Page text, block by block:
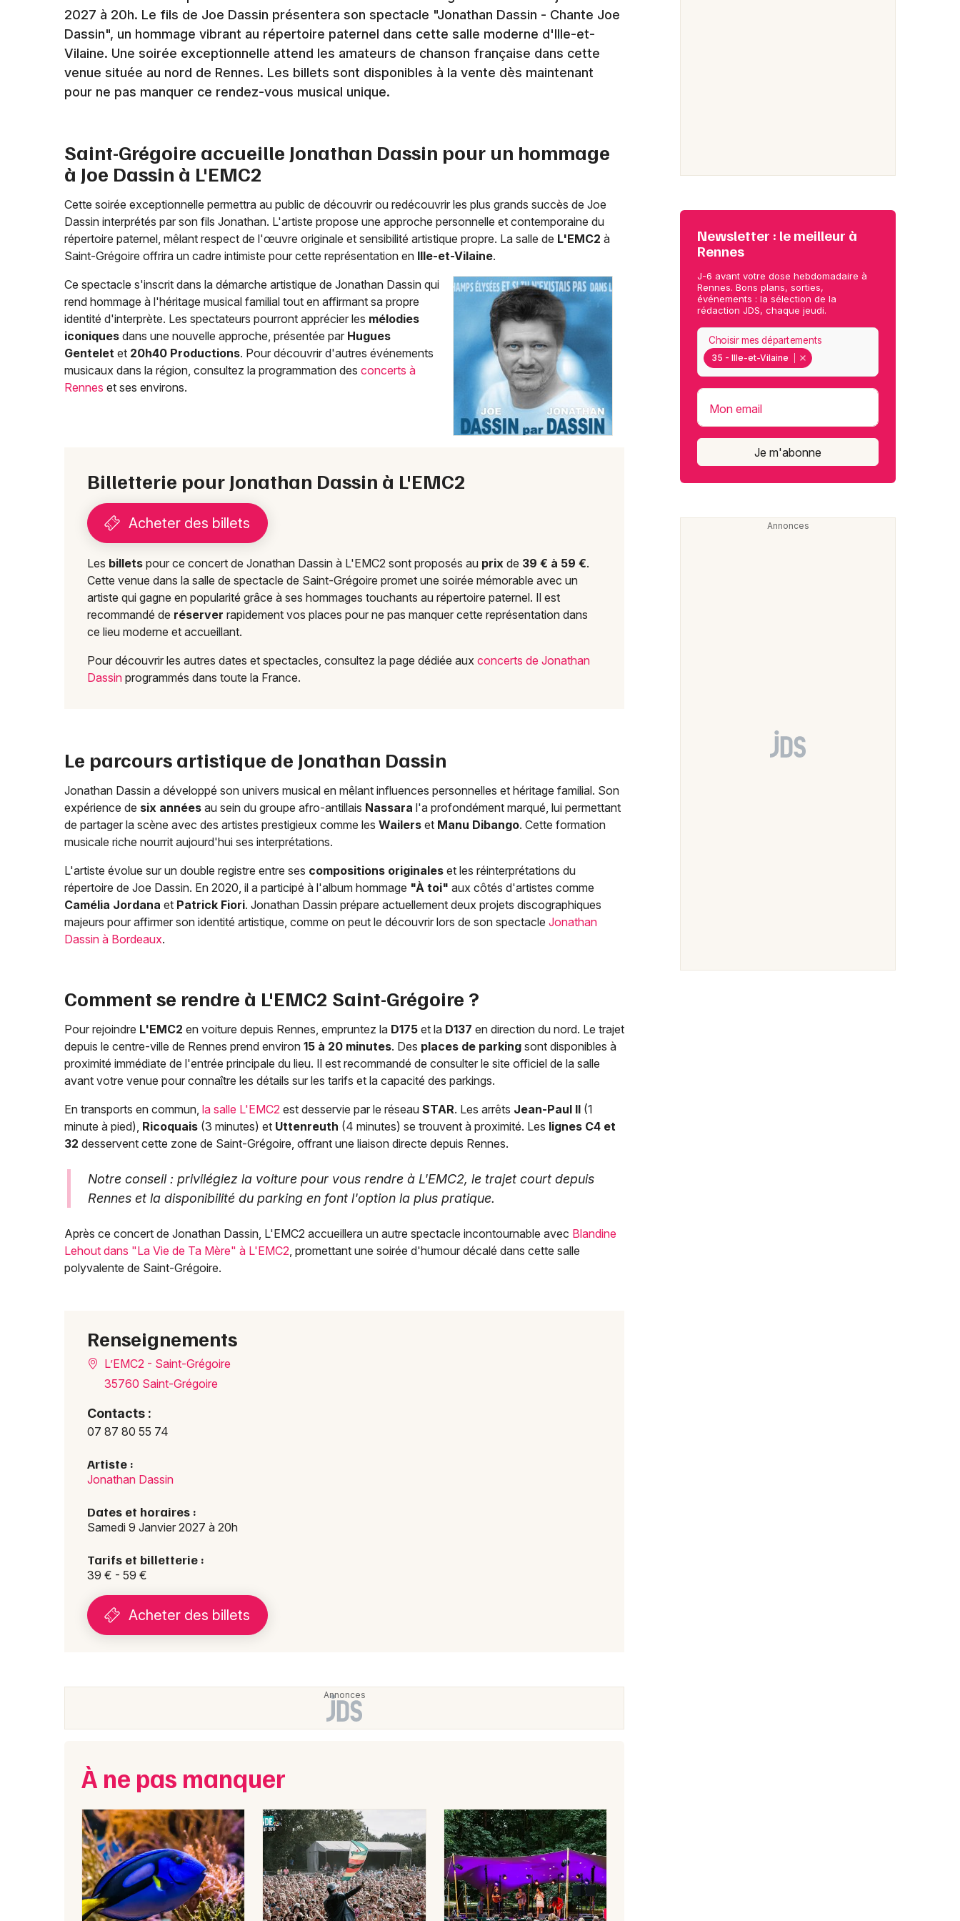
Newsletter des sorties
Artistes en tournée
Magazine à Rennes
Choisir mes départements
Je m'abonne
2027 à 20h. Le fils de Joe Dassin présentera son spectacle "Jonathan Dassin - Chante Joe
Dassin", un hommage vibrant au répertoire paternel dans cette salle moderne d'Ille-et-
Vilaine. Une soirée exceptionnelle attend les amateurs de chanson française dans cette
venue située au nord de Rennes. Les billets sont disponibles à la vente dès maintenant
pour ne pas manquer ce rendez-vous musical unique.
Saint-Grégoire accueille Jonathan Dassin pour un hommage
à Joe Dassin à L'EMC2
Cette soirée exceptionnelle permettra au public de découvrir ou redécouvrir les plus grands succès de Joe
Dassin interprétés par son fils Jonathan. L'artiste propose une approche personnelle et contemporaine du
répertoire paternel, mêlant respect de l'œuvre originale et sensibilité artistique propre. La salle de L'EMC2 à
Saint-Grégoire offrira un cadre intimiste pour cette représentation en Ille-et-Vilaine.
Ce spectacle s'inscrit dans la démarche artistique de Jonathan Dassin qui
rend hommage à l'héritage musical familial tout en affirmant sa propre
identité d'interprète. Les spectateurs pourront apprécier les mélodies
iconiques dans une nouvelle approche, présentée par Hugues
Gentelet et 20h40 Productions. Pour découvrir d'autres événements
musicaux dans la région, consultez la programmation des concerts à
Rennes et ses environs.
Billetterie pour Jonathan Dassin à L'EMC2
Acheter des billets
Les billets pour ce concert de Jonathan Dassin à L'EMC2 sont proposés au prix de 39 € à 59 €.
Cette venue dans la salle de spectacle de Saint-Grégoire promet une soirée mémorable avec un
artiste qui gagne en popularité grâce à ses hommages touchants au répertoire paternel. Il est
recommandé de réserver rapidement vos places pour ne pas manquer cette représentation dans
ce lieu moderne et accueillant.
Pour découvrir les autres dates et spectacles, consultez la page dédiée aux concerts de Jonathan
Dassin programmés dans toute la France.
Le parcours artistique de Jonathan Dassin
Jonathan Dassin a développé son univers musical en mêlant influences personnelles et héritage familial. Son
expérience de six années au sein du groupe afro-antillais Nassara l'a profondément marqué, lui permettant
de partager la scène avec des artistes prestigieux comme les Wailers et Manu Dibango. Cette formation
musicale riche nourrit aujourd'hui ses interprétations.
L'artiste évolue sur un double registre entre ses compositions originales et les réinterprétations du
répertoire de Joe Dassin. En 2020, il a participé à l'album hommage "À toi" aux côtés d'artistes comme
Camélia Jordana et Patrick Fiori. Jonathan Dassin prépare actuellement deux projets discographiques
majeurs pour affirmer son identité artistique, comme on peut le découvrir lors de son spectacle Jonathan
Dassin à Bordeaux.
Comment se rendre à L'EMC2 Saint-Grégoire ?
Pour rejoindre L'EMC2 en voiture depuis Rennes, empruntez la D175 et la D137 en direction du nord. Le trajet
depuis le centre-ville de Rennes prend environ 15 à 20 minutes. Des places de parking sont disponibles à
proximité immédiate de l'entrée principale du lieu. Il est recommandé de consulter le site officiel de la salle
avant votre venue pour connaître les détails sur les tarifs et la capacité des parkings.
En transports en commun, la salle L'EMC2 est desservie par le réseau STAR. Les arrêts Jean-Paul II (1
minute à pied), Ricoquais (3 minutes) et Uttenreuth (4 minutes) se trouvent à proximité. Les lignes C4 et
32 desservent cette zone de Saint-Grégoire, offrant une liaison directe depuis Rennes.
Notre conseil : privilégiez la voiture pour vous rendre à L'EMC2, le trajet court depuis
Rennes et la disponibilité du parking en font l'option la plus pratique.
Après ce concert de Jonathan Dassin, L'EMC2 accueillera un autre spectacle incontournable avec Blandine
Lehout dans "La Vie de Ta Mère" à L'EMC2, promettant une soirée d'humour décalé dans cette salle
polyvalente de Saint-Grégoire.
Renseignements
L’EMC2 - Saint-Grégoire
35760 Saint-Grégoire
Contacts :
07 87 80 55 74
Artiste :
Jonathan Dassin
Dates et horaires :
Samedi 9 Janvier 2027 à 20h
Tarifs et billetterie :
39 € - 59 €
Acheter des billets
À ne pas manquer
Newsletter : le meilleur à
Rennes
J-6 avant votre dose hebdomadaire à
Rennes. Bons plans, sorties,
événements : la sélection de la
rédaction JDS, chaque jeudi.
35 - Ille-et-Vilaine
Choisir mes départements
Mon email
Je m'abonne